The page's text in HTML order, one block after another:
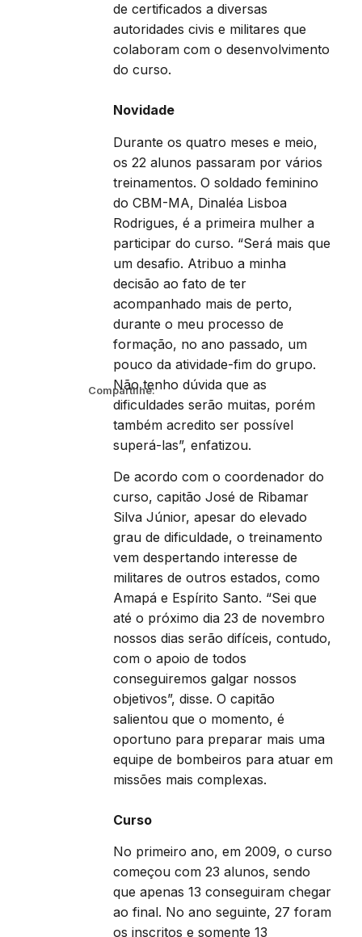
Compartilhe:
de certificados a diversas
autoridades civis e militares que
colaboram com o desenvolvimento
do curso.
Novidade
Durante os quatro meses e meio,
os 22 alunos passaram por vários
treinamentos. O soldado feminino
do CBM-MA, Dinaléa Lisboa
Rodrigues, é a primeira mulher a
participar do curso. “Será mais que
um desafio. Atribuo a minha
decisão ao fato de ter
acompanhado mais de perto,
durante o meu processo de
formação, no ano passado, um
pouco da atividade-fim do grupo.
Não tenho dúvida que as
dificuldades serão muitas, porém
também acredito ser possível
superá-las”, enfatizou.
De acordo com o coordenador do
curso, capitão José de Ribamar
Silva Júnior, apesar do elevado
grau de dificuldade, o treinamento
vem despertando interesse de
militares de outros estados, como
Amapá e Espírito Santo. “Sei que
até o próximo dia 23 de novembro
nossos dias serão difíceis, contudo,
com o apoio de todos
conseguiremos galgar nossos
objetivos”, disse. O capitão
salientou que o momento, é
oportuno para preparar mais uma
equipe de bombeiros para atuar em
missões mais complexas.
Curso
No primeiro ano, em 2009, o curso
começou com 23 alunos, sendo
que apenas 13 conseguiram chegar
ao final. No ano seguinte, 27 foram
os inscritos e somente 13